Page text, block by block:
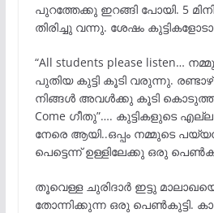
പുറത്തേക്കു ഇറങ്ങി പോയി. 5
തിരിച്ചു വന്നു. ശേഷം
“All students please listen…
പുതിയ കുട്ടി കൂടി വരുന്നു.
നിങ്ങൾ അവൾക്കു കൂടി
Come ഗീതു”…. കുട്ടികളുടെ
നേരെ ആയി..ഒപ്പം നമ്മുടെ
പെട്ടെന്ന് ഉള്ളിലേക്കു ഒരു
തൂവെള്ള ചുരിദാർ ഇട്ടു
തോന്നിക്കുന്ന ഒരു പെൺകുട്ടി.